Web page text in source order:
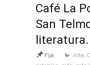
Café La
San
literatura.
Fija Arte,